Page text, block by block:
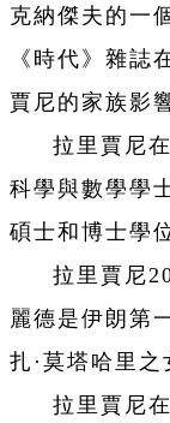
克納傑夫的一
《時代》雜誌
賈尼的家族影
拉里賈尼
科學與數學學
碩士和博士學
拉里賈尼
麗德是伊朗第
扎·莫塔哈里之
拉里賈尼